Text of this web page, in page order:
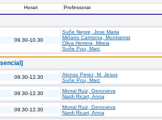
Horari Professorat
09.30-10.30
Suñe Negre, Jose Maria
Miñarro Carmona, Montserrat
Oliva Herrera, Mireia
Suñe Pou, Marc
09.30-12.30 Alonso Perez, M. Jesus
Suñe Pou, Marc
09.30-12.30 Morral Ruiz, Genoveva
Nardi Ricart, Anna
09.30-12.30 Morral Ruiz, Genoveva
Nardi Ricart, Anna